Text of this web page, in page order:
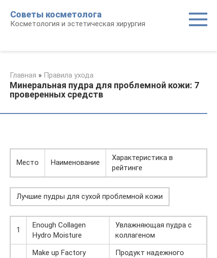
контенту
Советы косметолога
Косметология и эстетическая хирургия
Главная » Правила ухода
Минеральная пудра для проблемной кожи: 7
проверенных средств
Место Наименование
Характеристика в
рейтинге
Лучшие пудры для сухой проблемной кожи
1
Enough Collagen
Hydro Moisture
Увлажняющая пудра с
коллагеном
Make up Factory
Продукт надежного